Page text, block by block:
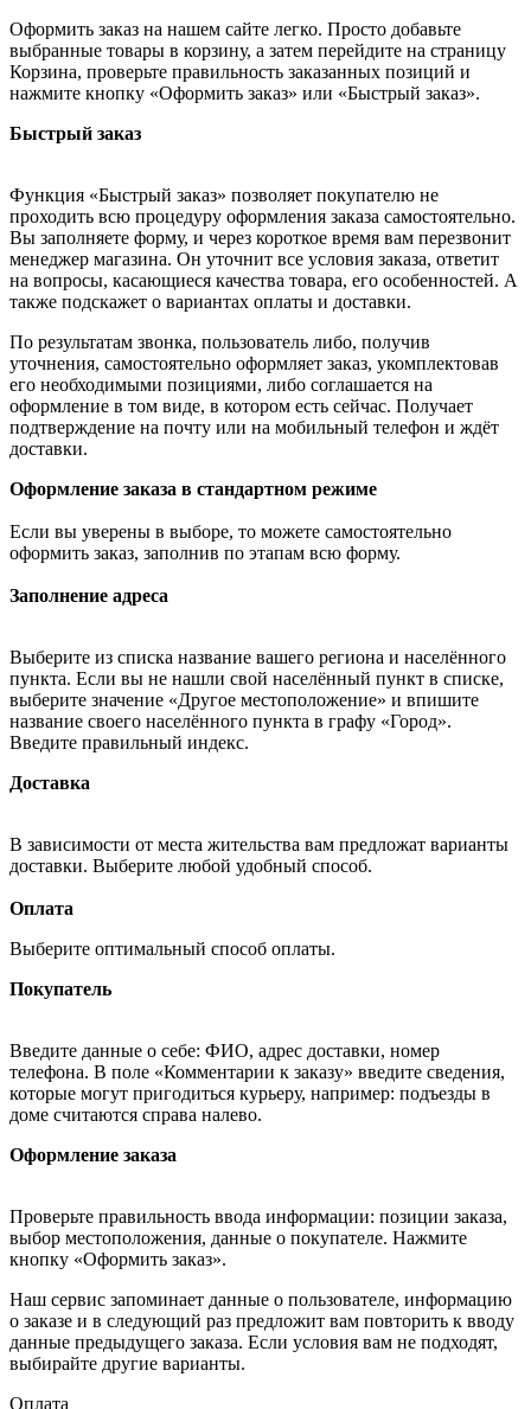
Оформить заказ на нашем сайте легко. Просто добавьте
выбранные товары в корзину, а затем перейдите на страницу
Корзина, проверьте правильность заказанных позиций и
нажмите кнопку «Оформить заказ» или «Быстрый заказ».
Быстрый заказ
Функция «Быстрый заказ» позволяет покупателю не
проходить всю процедуру оформления заказа самостоятельно.
Вы заполняете форму, и через короткое время вам перезвонит
менеджер магазина. Он уточнит все условия заказа, ответит
на вопросы, касающиеся качества товара, его особенностей. А
также подскажет о вариантах оплаты и доставки.
По результатам звонка, пользователь либо, получив
уточнения, самостоятельно оформляет заказ, укомплектовав
его необходимыми позициями, либо соглашается на
оформление в том виде, в котором есть сейчас. Получает
подтверждение на почту или на мобильный телефон и ждёт
доставки.
Оформление заказа в стандартном режиме
Если вы уверены в выборе, то можете самостоятельно
оформить заказ, заполнив по этапам всю форму.
Заполнение адреса
Выберите из списка название вашего региона и населённого
пункта. Если вы не нашли свой населённый пункт в списке,
выберите значение «Другое местоположение» и впишите
название своего населённого пункта в графу «Город».
Введите правильный индекс.
Доставка
В зависимости от места жительства вам предложат варианты
доставки. Выберите любой удобный способ.
Оплата
Выберите оптимальный способ оплаты.
Покупатель
Введите данные о себе: ФИО, адрес доставки, номер
телефона. В поле «Комментарии к заказу» введите сведения,
которые могут пригодиться курьеру, например: подъезды в
доме считаются справа налево.
Оформление заказа
Проверьте правильность ввода информации: позиции заказа,
выбор местоположения, данные о покупателе. Нажмите
кнопку «Оформить заказ».
Наш сервис запоминает данные о пользователе, информацию
о заказе и в следующий раз предложит вам повторить к вводу
данные предыдущего заказа. Если условия вам не подходят,
выбирайте другие варианты.
Оплата